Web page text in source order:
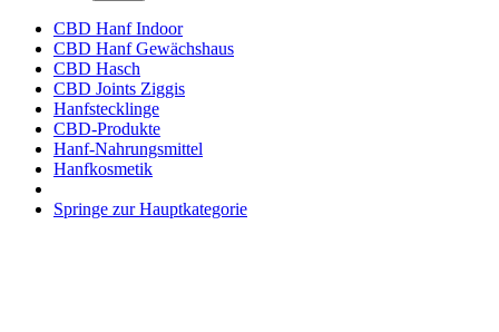
CBD Hanf Indoor
CBD Hanf Gewächshaus
CBD Hasch
CBD Joints Ziggis
Hanfstecklinge
CBD-Produkte
Hanf-Nahrungsmittel
Hanfkosmetik
Springe zur Hauptkategorie